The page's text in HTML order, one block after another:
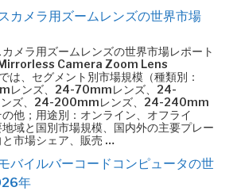
カメラ用ズームレンズの世界市場
カメラ用ズームレンズの世界市場レポート
Mirrorless Camera Zoom Lens
は、セグメント別市場規模（種類別：
レンズ、24-70mmレンズ、24-
ズ、24-200mmレンズ、24-240mm
他；用途別：オンライン、オフライ
地域と国別市場規模、国内外の主要プレー
と市場シェア、販売 …
バイルバーコードコンピュータの世
年